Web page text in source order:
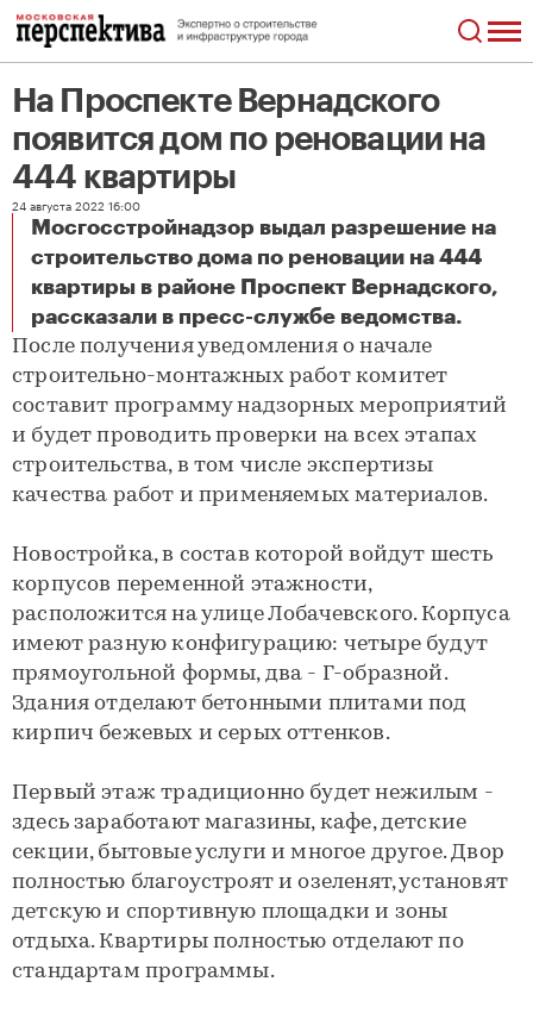
На Проспекте Вернадского
появится дом по реновации на
444 квартиры
24 августа 2022 16:00
Мосгосстройнадзор выдал разрешение на
строительство дома по реновации на 444
квартиры в районе Проспект Вернадского,
рассказали в пресс-службе ведомства.
После получения уведомления о начале
строительно-монтажных работ комитет
составит программу надзорных мероприятий
и будет проводить проверки на всех этапах
строительства, в том числе экспертизы
качества работ и применяемых материалов.
Новостройка, в состав которой войдут шесть
корпусов переменной этажности,
расположится на улице Лобачевского. Корпуса
имеют разную конфигурацию: четыре будут
прямоугольной формы, два - Г-образной.
Здания отделают бетонными плитами под
кирпич бежевых и серых оттенков.
Первый этаж традиционно будет нежилым -
здесь заработают магазины, кафе, детские
секции, бытовые услуги и многое другое. Двор
полностью благоустроят и озеленят, установят
детскую и спортивную площадки и зоны
отдыха. Квартиры полностью отделают по
стандартам программы.